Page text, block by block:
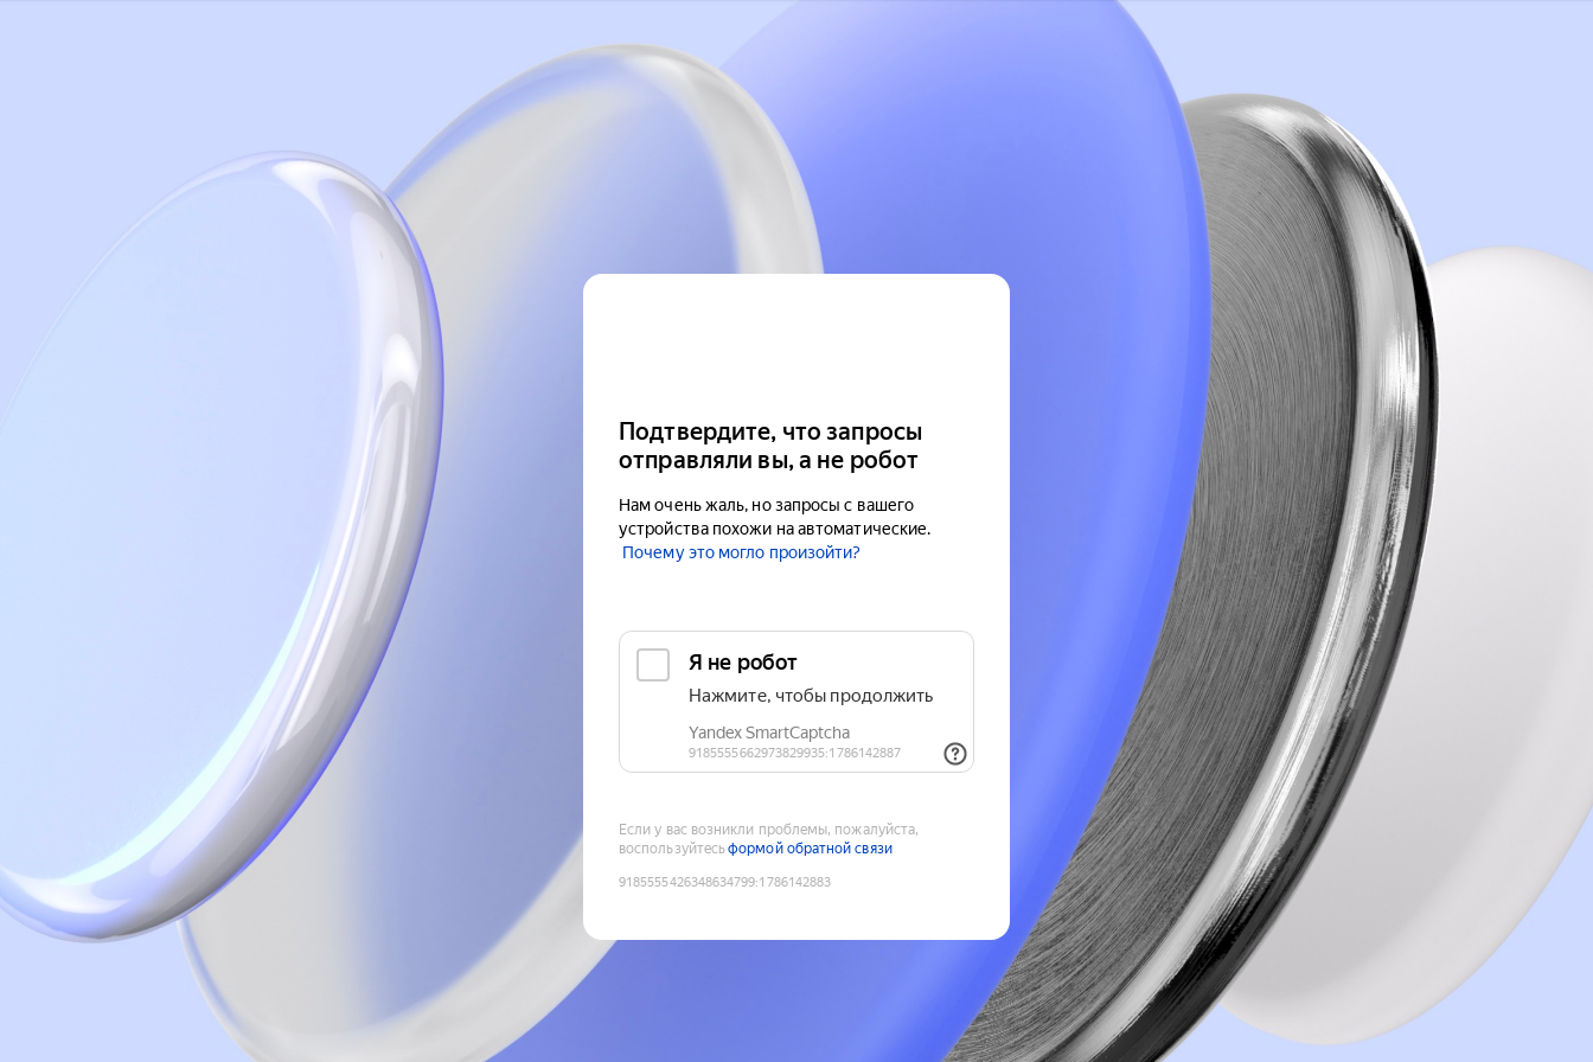
Подтвердите, что запросы
отправляли вы, а не робот
Нам очень жаль, но запросы с вашего
устройства похожи на автоматические.
Почему это могло произойти?
Если у вас возникли проблемы, пожалуйста,
воспользуйтесьформой обратной связи
9185555426348634799:1786142883